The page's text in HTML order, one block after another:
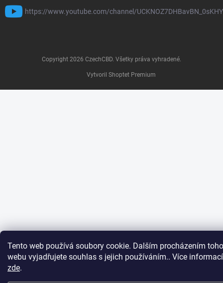
Tento web používá soubory cookie. Dalším procházením
webu vyjadřujete souhlas s jejich používáním.. Více informací
zde.
https://www.youtube.com/channel/
Vytvoril Shoptet Premium
Copyright 2026 CzechCBD. Všetky práva vyhradené.